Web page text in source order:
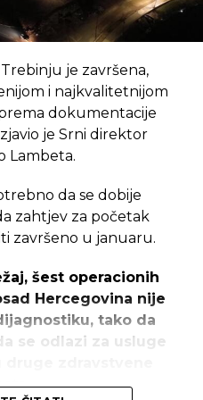
otok
poljoprivredu
je završena,
i najkvalitetnijom
dokumentacije
je Srni direktor
Lambeta.
da se dobije
zahtjev za početak
završeno u januaru.
šest operacionih
Hercegovina nije
tako da
se odlazi za usluge